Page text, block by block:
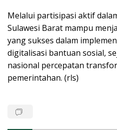
Melalui partisipasi aktif
Sulawesi Barat mampu
yang sukses dalam
digitalisasi bantuan sosial,
nasional percepatan
pemerintahan. (rls)